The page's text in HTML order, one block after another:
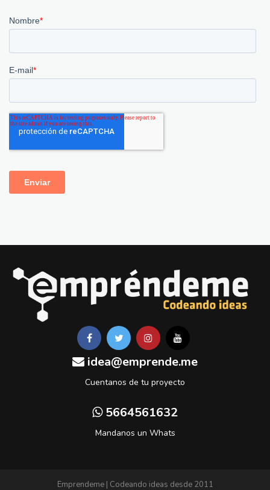
idea@emprende.me
Cuentanos de tu proyecto
5664561632
Mandanos un Whats
Emprendeme | Codeando ideas desde 2011